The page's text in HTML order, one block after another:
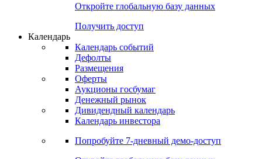
Откройте глобальную базу данных
Получить доступ
Календарь
Календарь событий
Дефолты
Размещения
Оферты
Аукционы госбумаг
Денежный рынок
Дивидендный календарь
Календарь инвестора
Попробуйте 7-дневный демо-доступ